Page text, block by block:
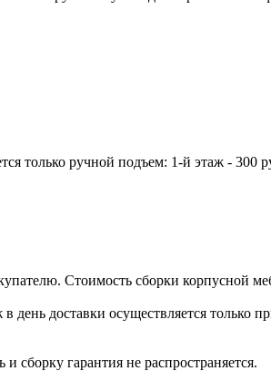
только ручной подъем: 1-й этаж - 300
Стоимость сборки корпусной
доставки осуществляется только
сборку гарантия не распространяется.